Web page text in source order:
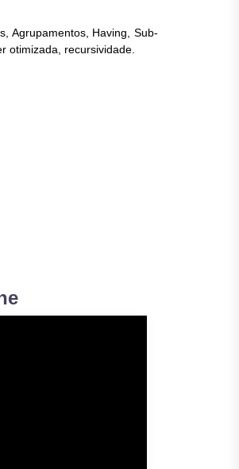
Agrupamentos, Having, Sub-
otimizada, recursividade.